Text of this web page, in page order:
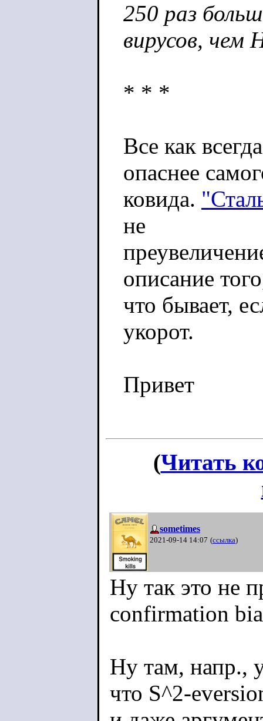
250 раз
вирусов, чем
* * *
Все как
опаснее
ковида.
не
описание
что бывает,
укорот.
Привет
(Читать
sometimes
2021-09-14 14:07 (ссылка)
Ну так это не
confirmation
Ну там, напр.,
что S^2-